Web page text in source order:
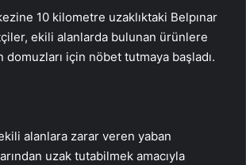
10 kilometre uzaklıktaki Belpınar
ekili alanlarda bulunan ürünlere
domuzları için nöbet tutmaya başladı.
alanlara zarar veren yaban
uzak tutabilmek amacıyla